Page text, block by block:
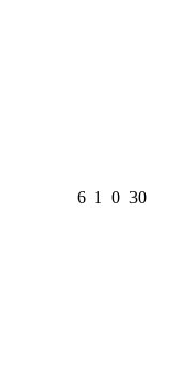
6 1 0 30